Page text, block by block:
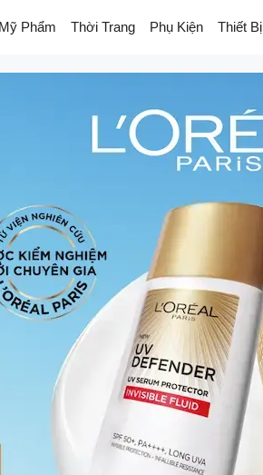
Mỹ Phẩm Thời Trang Phụ Kiện Thiết Bị